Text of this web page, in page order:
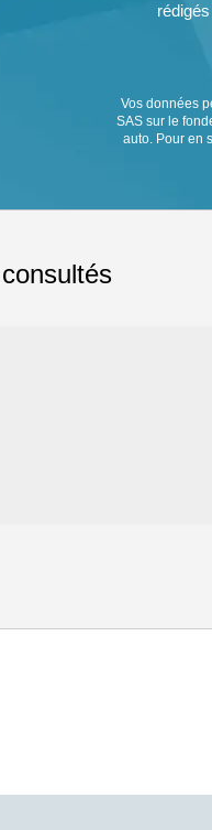
Vos données
SAS sur le
auto. Pour en